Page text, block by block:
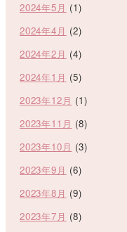
2024年5月 (1)
2024年4月 (2)
2024年2月 (4)
2024年1月 (5)
2023年12月 (1)
2023年11月 (8)
2023年10月 (3)
2023年9月 (6)
2023年8月 (9)
2023年7月 (8)